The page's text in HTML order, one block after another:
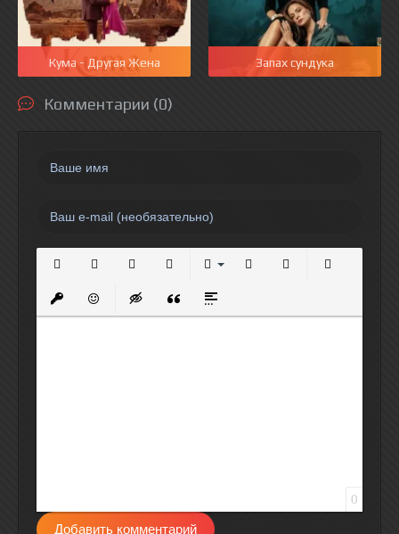
Кума - Другая Жена Запах сундука
Комментарии (0)
Вставить защищенную ссылку
Вставить смайлик
Вставка скрытого текста
Вставка цитаты
Вставка спойлера
0
Добавить комментарий